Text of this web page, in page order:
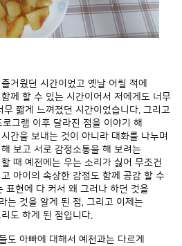
거웠던 시간이었고 옛날 어릴 적에
께 할 수 있는 시간이어서 저에게도 너무
짧게 느껴졌던 시간이었습니다. 그리고
로그램 이후 달라진 점을 이야기 해
간을 보내는 것이 아니라 대화를 나누며
보고 서로 감정소통을 해 보려는
때 예전에는 우는 소리가 싫어 무조건
아이의 속상한 감정도 함께 공감 할 수
표현에 다 커서 왜 그러나 하던 것을
는 것을 알게 된 점, 그리고 이제는
도 하게 된 점입니다.
도 아빠에 대해서 예전과는 다르게